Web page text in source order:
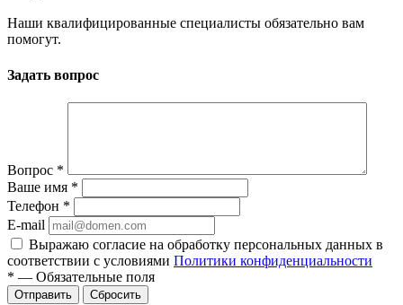
Наши квалифицированные специалисты обязательно вам
помогут.
Задать вопрос
Вопрос *
Ваше имя *
Телефон *
E-mail
Выражаю согласие на обработку персональных данных в
соответствии с условиями Политики конфиденциальности
* — Обязательные поля
Отправить Сбросить